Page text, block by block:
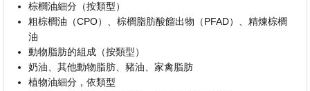
棕櫚油細分（按類型）
粗棕櫚油（CPO）、棕櫚脂肪酸餾出物（PFAD）、精煉棕櫚
油
動物脂肪的組成（按類型）
奶油、其他動物脂肪、豬油、家禽脂肪
植物油細分，依類型